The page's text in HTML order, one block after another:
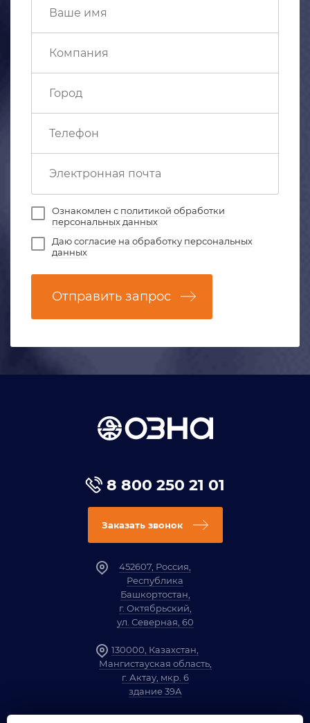
Ознакомлен с политикой обработки
персональных данных
Даюсогласие на обработку персональных
данных
Отправить запрос
8 800 250 21 01
Заказать звонок
452607, Россия,
Республика
Башкортостан,
г. Октябрьский,
ул. Северная, 60
130000, Казахстан,
Мангистауская область,
г. Актау, мкр. 6
здание 39А